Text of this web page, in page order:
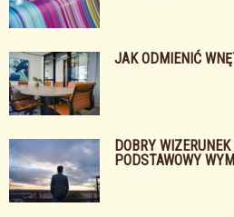
JAK ODMIENIĆ
DOBRY
PODSTAWOWY